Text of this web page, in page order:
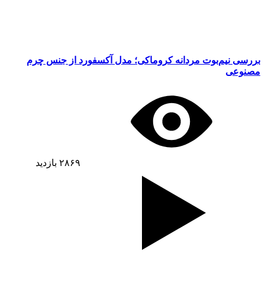
بررسی نیم‌بوت مردانه کروماکی؛ مدل آکسفورد از جنس چرم
مصنوعی
۲۸۶۹ بازدید